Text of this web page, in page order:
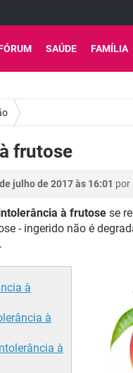
SAÚDE FAMÍLIA
frutose
julho de 2017 às 16:01 por
à frutose se
- ingerido não é
à
à
à